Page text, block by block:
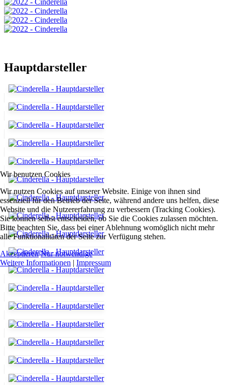
Hauptdarsteller
Wir benutzen Cookies
Wir nutzen Cookies auf unserer Website. Einige von ihnen sind
essenziell für den Betrieb der Seite, während andere uns helfen, diese
Website und die Nutzererfahrung zu verbessern (Tracking Cookies).
Sie können selbst entscheiden, ob Sie die Cookies zulassen möchten.
Bitte beachten Sie, dass bei einer Ablehnung womöglich nicht mehr
alle Funktionalitäten der Seite zur Verfügung stehen.
Akzeptieren Nur notwendige
Weitere Informationen | Impressum